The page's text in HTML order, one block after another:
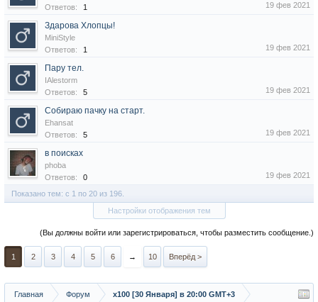
Ответов:
1 19 фев 2021
Здарова Хлопцы!
MiniStyle
Ответов:
1 19 фев 2021
Пару тел.
IAlestorm
Ответов:
5 19 фев 2021
Собираю пачку на старт.
Ehansat
Ответов:
5 19 фев 2021
в поисках
phoba
Ответов:
0 19 фев 2021
Показано тем: с 1 по 20 из 196.
Настройки отображения тем
(Вы должны войти или зарегистрироваться, чтобы разместить сообщение.)
1 2 3 4 5 6 → 10 Вперёд >
Главная Форум х100 [30 Января] в 20:00 GMT+3